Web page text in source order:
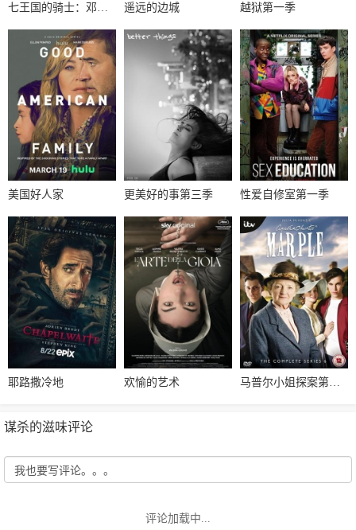
遥远的边城 越狱第一季
美国好人家 更美好的事第三季 性爱自修室第一季
耶路撒冷地 欢愉的艺术 马普尔小姐探案第六季
谋杀的滋味评论
评论加载中...